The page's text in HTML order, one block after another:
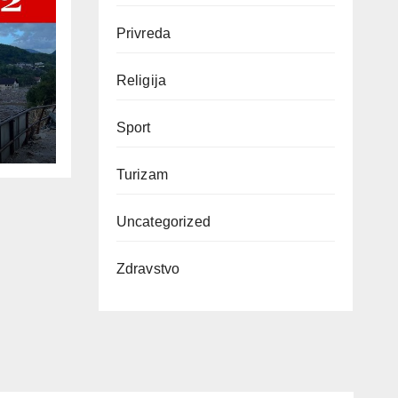
Privreda
Religija
Sport
Turizam
Uncategorized
Zdravstvo